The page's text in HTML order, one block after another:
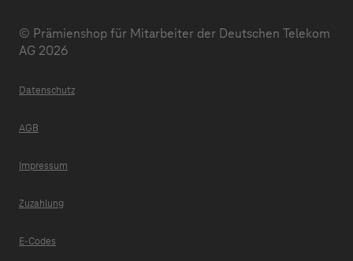
© Prämienshop für Mitarbeiter der Deutschen Telekom
AG 2026
Datenschutz
AGB
Impressum
Zuzahlung
E-Codes